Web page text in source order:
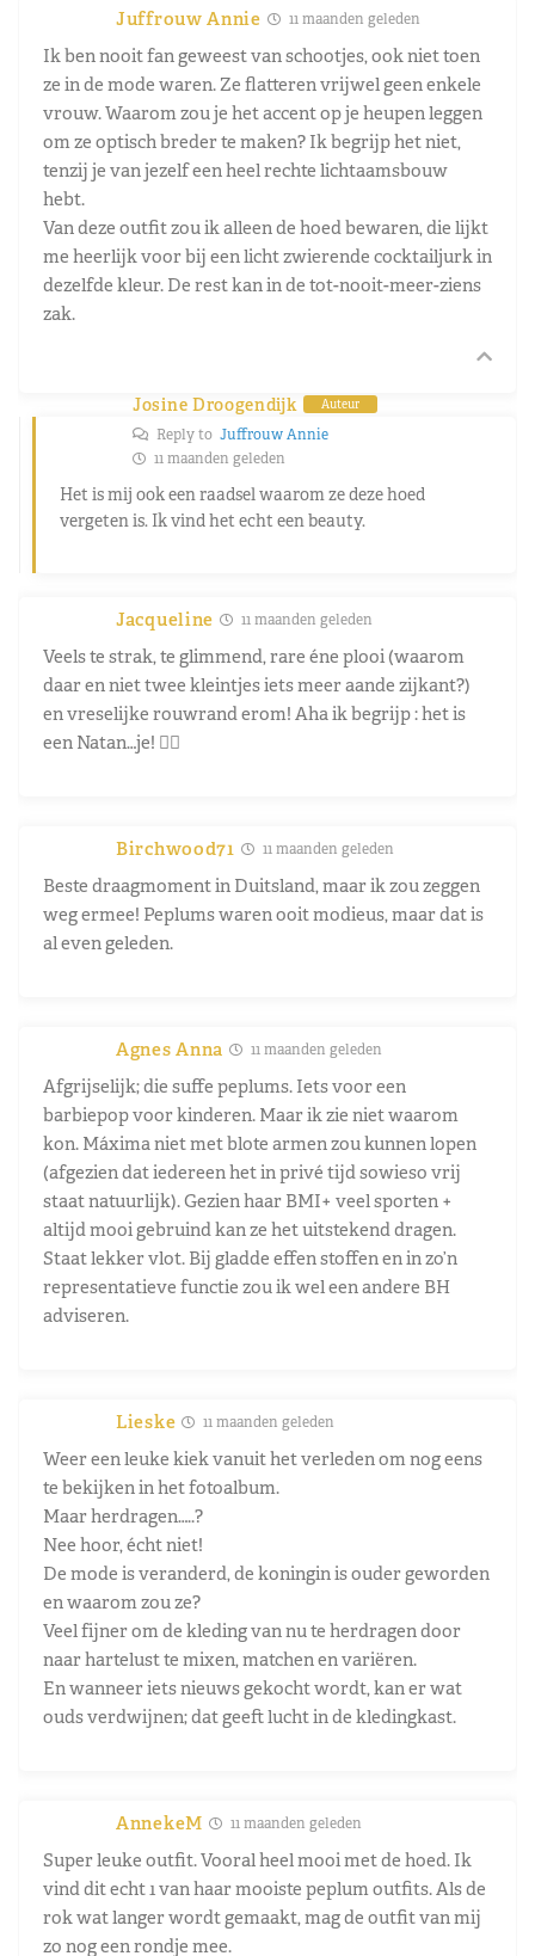
Juffrouw Annie 11 maanden geleden
Ik ben nooit fan geweest van schootjes, ook niet toen
ze in de mode waren. Ze flatteren vrijwel geen enkele
vrouw. Waarom zou je het accent op je heupen leggen
om ze optisch breder te maken? Ik begrijp het niet,
tenzij je van jezelf een heel rechte lichtaamsbouw
hebt.
Van deze outfit zou ik alleen de hoed bewaren, die lijkt
me heerlijk voor bij een licht zwierende cocktailjurk in
dezelfde kleur. De rest kan in de tot-nooit-meer-ziens
zak.
Josine Droogendijk Auteur
Reply to Juffrouw Annie
11 maanden geleden
Het is mij ook een raadsel waarom ze deze hoed
vergeten is. Ik vind het echt een beauty.
Jacqueline 11 maanden geleden
Veels te strak, te glimmend, rare éne plooi (waarom
daar en niet twee kleintjes iets meer aande zijkant?)
en vreselijke rouwrand erom! Aha ik begrijp : het is
een Natan…je! 😵‍💫
Birchwood71 11 maanden geleden
Beste draagmoment in Duitsland, maar ik zou zeggen
weg ermee! Peplums waren ooit modieus, maar dat is
al even geleden.
Agnes Anna 11 maanden geleden
Afgrijselijk; die suffe peplums. Iets voor een
barbiepop voor kinderen. Maar ik zie niet waarom
kon. Máxima niet met blote armen zou kunnen lopen
(afgezien dat iedereen het in privé tijd sowieso vrij
staat natuurlijk). Gezien haar BMI+ veel sporten +
altijd mooi gebruind kan ze het uitstekend dragen.
Staat lekker vlot. Bij gladde effen stoffen en in zo’n
representatieve functie zou ik wel een andere BH
adviseren.
Lieske 11 maanden geleden
Weer een leuke kiek vanuit het verleden om nog eens
te bekijken in het fotoalbum.
Maar herdragen…..?
Nee hoor, écht niet!
De mode is veranderd, de koningin is ouder geworden
en waarom zou ze?
Veel fijner om de kleding van nu te herdragen door
naar hartelust te mixen, matchen en variëren.
En wanneer iets nieuws gekocht wordt, kan er wat
ouds verdwijnen; dat geeft lucht in de kledingkast.
AnnekeM 11 maanden geleden
Super leuke outfit. Vooral heel mooi met de hoed. Ik
vind dit echt 1 van haar mooiste peplum outfits. Als de
rok wat langer wordt gemaakt, mag de outfit van mij
zo nog een rondje mee.